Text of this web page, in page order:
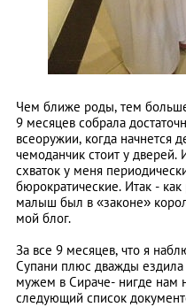
Чем ближе роды, тем
9 месяцев собрала
всеоружии, когда начнется
чемоданчик стоит у
схваток у меня
бюрократические. Итак -
малыш был в «законе»
мой блог.
За все 9 месяцев, что я
Супани плюс дважды ездила
мужем в Сираче- нигде нам
следующий список